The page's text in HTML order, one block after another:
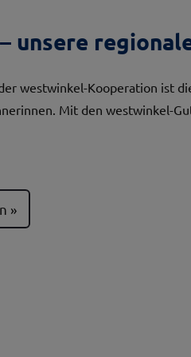
unsere
westwinkel-Kooperation ist
Mit den westwinkel-